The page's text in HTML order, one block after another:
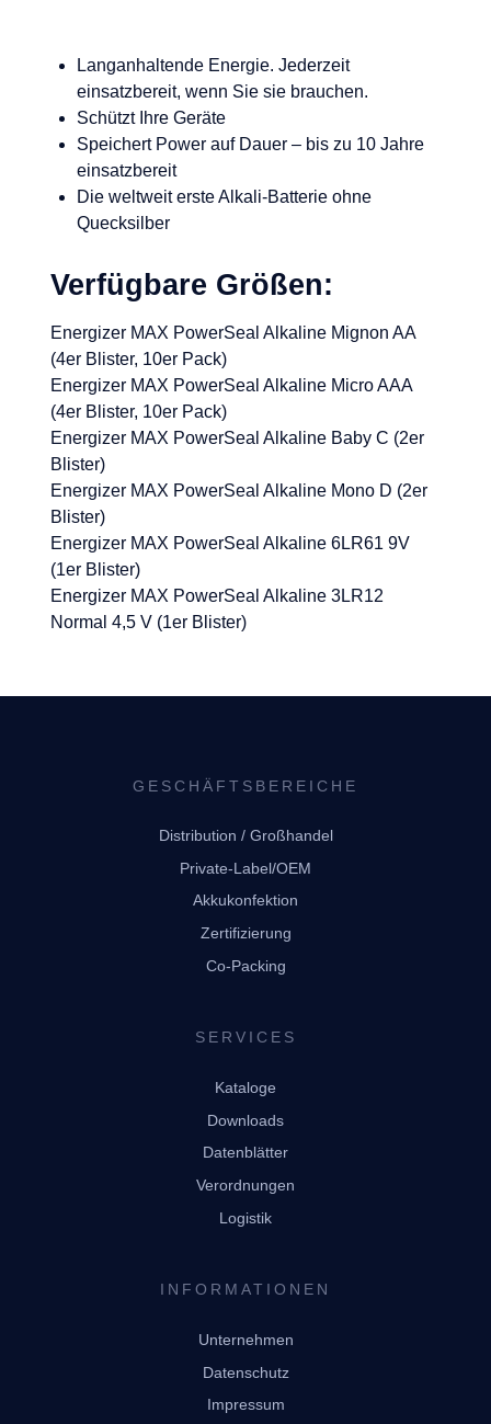
Langanhaltende Energie. Jederzeit
einsatzbereit, wenn Sie sie brauchen.
Schützt Ihre Geräte
Speichert Power auf Dauer – bis zu 10 Jahre
einsatzbereit
Die weltweit erste Alkali-Batterie ohne
Quecksilber
Verfügbare Größen:
Energizer MAX PowerSeal Alkaline Mignon AA
(4er Blister, 10er Pack)
Energizer MAX PowerSeal Alkaline Micro AAA
(4er Blister, 10er Pack)
Energizer MAX PowerSeal Alkaline Baby C (2er
Blister)
Energizer MAX PowerSeal Alkaline Mono D (2er
Blister)
Energizer MAX PowerSeal Alkaline 6LR61 9V
(1er Blister)
Energizer MAX PowerSeal Alkaline 3LR12
Normal 4,5 V (1er Blister)
GESCHÄFTSBEREICHE
Distribution / Großhandel
Private-Label/OEM
Akkukonfektion
Zertifizierung
Co-Packing
SERVICES
Kataloge
Downloads
Datenblätter
Verordnungen
Logistik
INFORMATIONEN
Unternehmen
Datenschutz
Impressum